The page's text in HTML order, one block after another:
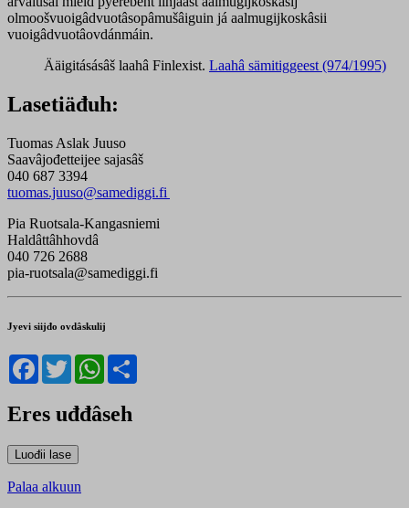
olmoošvuoigâdvuotâsopâmušâiguin já aalmugijkoskâsii
vuoigâdvuotâovdánmáin.
Ääigitásásâš laahâ Finlexist. Laahâ sämitiggeest (974/1995)
Lasetiäđuh:
Tuomas Aslak Juuso
Saavâjođetteijee sajasâš
040 687 3394
tuomas.juuso@samediggi.fi
Pia Ruotsala-Kangasniemi
Haldâttâhhovdâ
040 726 2688
pia-ruotsala@samediggi.fi
Jyevi siijđo ovdâskulij
Facebook
TwitterWhatsApp
Eres uđđâseh
Palaa alkuun